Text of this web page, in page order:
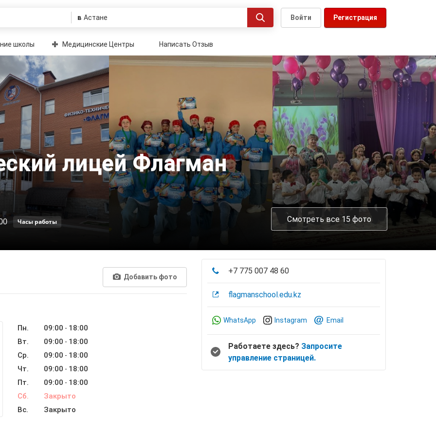
в Регистрация
Войти
школы Медицинские Центры Написать Отзыв
лицей Флагман
Часы работы Смотреть все 15 фото
Добавить фото
Пн. 09:00 - 18:00
Вт.
09:00 - 18:00
Ср.
09:00 - 18:00
Чт.
09:00 - 18:00
Пт.
09:00 - 18:00
Сб.
Закрыто
Вс.
Закрыто
+7 775 007 48 60
flagmanschool.edu.kz
WhatsApp Instagram Email
Работаете здесь? Запросите
управление страницей.